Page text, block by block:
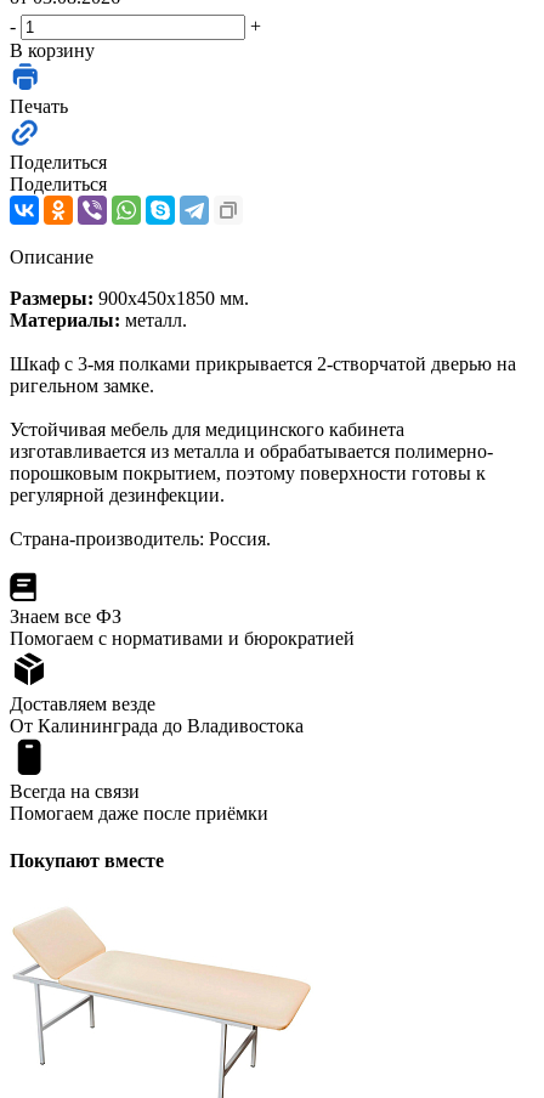
-
+
В корзину
Печать
Поделиться
Поделиться
Описание
Размеры: 900х450х1850 мм.
Материалы: металл.
Шкаф с 3-мя полками прикрывается 2-створчатой дверью на
ригельном замке.
Устойчивая мебель для медицинского кабинета
изготавливается из металла и обрабатывается полимерно-
порошковым покрытием, поэтому поверхности готовы к
регулярной дезинфекции.
Страна-производитель: Россия.
Знаем все ФЗ
Помогаем с нормативами и бюрократией
Доставляем везде
От Калининграда до Владивостока
Всегда на связи
Помогаем даже после приёмки
Покупают вместе